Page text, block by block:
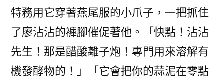
特務用它穿著燕尾服的小爪子，一把抓住
了廖沾沾的褲腳催促著他。「快點！沾沾
先生！那是醋酸離子炮！專門用來溶解有
機發酵物的！」「它會把你的蒜泥在零點